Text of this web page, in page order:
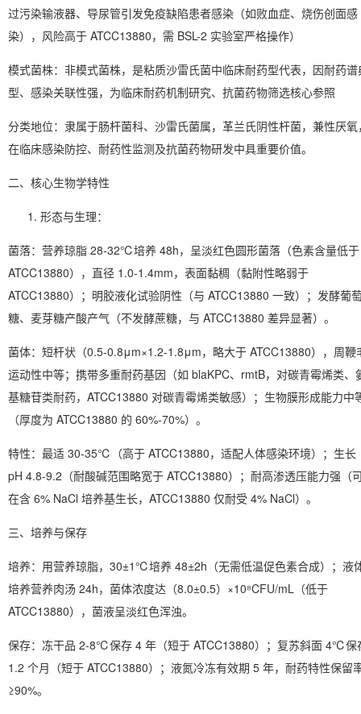
过污染输液器、导尿管引发免疫缺陷患者感染（如败血症、烧伤创面感
染），风险高于 ATCC13880，需 BSL-2 实验室严格操作）
模式菌株：非模式菌株，是粘质沙雷氏菌中临床耐药型代表，因耐药谱
型、感染关联性强，为临床耐药机制研究、抗菌药物筛选核心参照
分类地位：隶属于肠杆菌科、沙雷氏菌属，革兰氏阴性杆菌，兼性厌氧
在临床感染防控、耐药性监测及抗菌药物研发中具重要价值。
二、核心生物学特性
形态与生理：
菌落：营养琼脂 28-32℃培养 48h，呈淡红色圆形菌落（色素含量低于
ATCC13880），直径 1.0-1.4mm，表面黏稠（黏附性略弱于
ATCC13880）；明胶液化试验阴性（与 ATCC13880 一致）；发酵葡
糖、麦芽糖产酸产气（不发酵蔗糖，与 ATCC13880 差异显著）。
菌体：短杆状（0.5-0.8μm×1.2-1.8μm，略大于 ATCC13880），周鞭
运动性中等；携带多重耐药基因（如 blaKPC、rmtB，对碳青霉烯类、
基糖苷类耐药，ATCC13880 对碳青霉烯类敏感）；生物膜形成能力中
（厚度为 ATCC13880 的 60%-70%）。
特性：最适 30-35℃（高于 ATCC13880，适配人体感染环境）；生长
pH 4.8-9.2（耐酸碱范围略宽于 ATCC13880）；耐高渗透压能力强（
在含 6% NaCl 培养基生长，ATCC13880 仅耐受 4% NaCl）。
三、培养与保存
培养：用营养琼脂，30±1℃培养 48±2h（无需低温促色素合成）；液
培养营养肉汤 24h，菌体浓度达（8.0±0.5）×10⁸CFU/mL（低于
ATCC13880），菌液呈淡红色浑浊。
保存：冻干品 2-8℃保存 4 年（短于 ATCC13880）；复苏斜面 4℃保
1.2 个月（短于 ATCC13880）；液氮冷冻有效期 5 年，耐药特性保留
≥90%。